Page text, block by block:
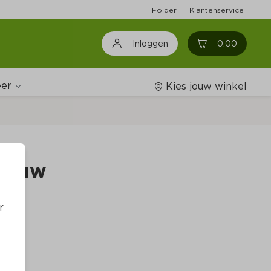
Folder Klantenservice
Inloggen 0.00 0
Kies jouw winkel